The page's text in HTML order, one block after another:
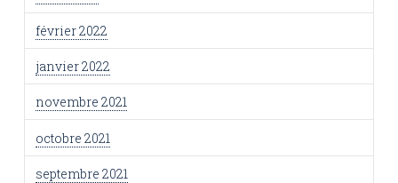
février 2022
janvier 2022
novembre 2021
octobre 2021
septembre 2021